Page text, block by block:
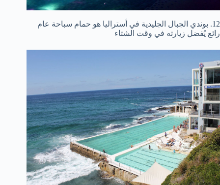
12. بوندي الجبال الجليدية في أستراليا هو حمام سباحة عام
رائع يُفضل زيارته في وقت الشتاء